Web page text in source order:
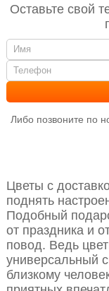
Оставьте свой
Либо позвоните по
Цветы с
поднять
Подобный
от праздника и
повод. Ведь
универсальный
близкому